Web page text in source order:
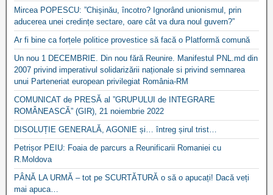
Mircea POPESCU: ”Chișinău, încotro? Ignorând unionismul, prin
aducerea unei credințe sectare, oare cât va dura noul guvern?”
Ar fi bine ca forțele politice provestice să facă o Platformă comună
Un nou 1 DECEMBRIE. Din nou fără Reunire. Manifestul PNL.md din
2007 privind imperativul solidarizării naționale si privind semnarea
unui Parteneriat european privilegiat România-RM
COMUNICAT de PRESĂ al ”GRUPULUI de INTEGRARE
ROMÂNEASCĂ” (GIR), 21 noiembrie 2022
DISOLUȚIE GENERALĂ, AGONIE și… întreg șirul trist…
Petrișor PEIU: Foaia de parcurs a Reunificarii Romaniei cu
R.Moldova
PÂNĂ LA URMĂ – tot pe SCURTĂTURĂ o să o apucați! Dacă veți
mai apuca…